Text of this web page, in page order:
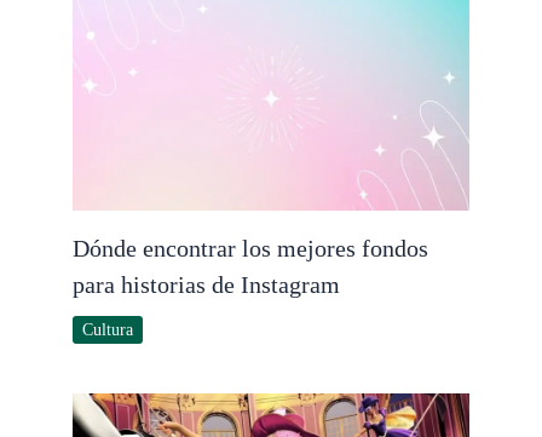
Dónde encontrar los mejores fondos
para historias de Instagram
Cultura